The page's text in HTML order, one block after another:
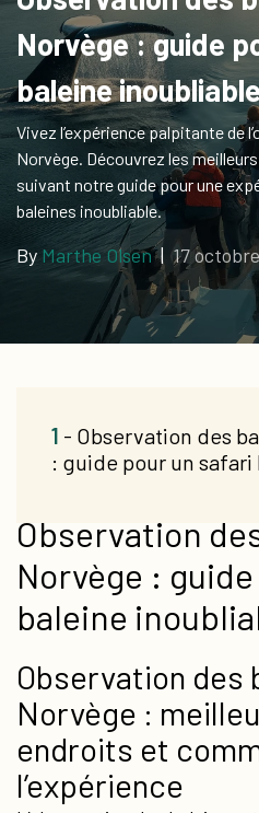
Cartes-
cadeaux
Norvège : guide
baleine inoubliable
Vivez l’expérience palpitante de
Norvège. Découvrez les
suivant notre guide pour une
baleines inoubliable.
By Marthe Olsen|17
Observation
Norvège :
baleine
Observation des
Norvège :
endroits et
l’expérience
1 - Observation des
: guide pour un